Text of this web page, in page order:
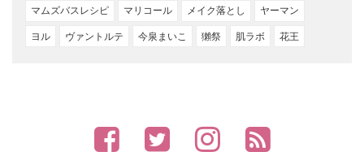
マムズバスレシピ マリコール メイク落とし ヤーマン
ヨル ヴァントルテ 今泉まいこ 獺祭 肌ラボ 花王